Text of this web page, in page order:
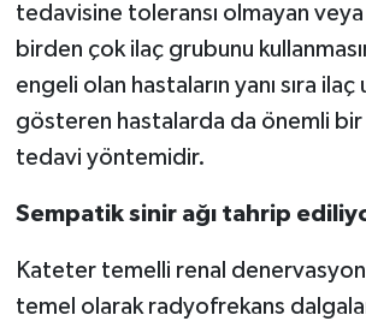
tedavisine toleransı olmayan veya
birden çok ilaç grubunu
engeli olan hastaların yanı sıra
gösteren hastalarda da önemli
tedavi yöntemidir.
Sempatik sinir ağı tahrip
Kateter temelli renal
temel olarak radyofrekans